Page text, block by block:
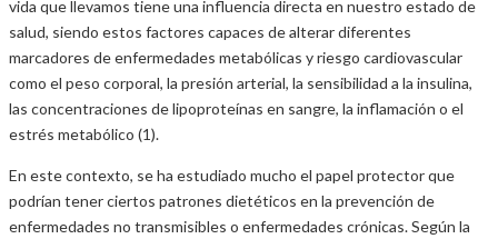
vida que llevamos tiene una influencia directa en nuestro estado de
salud, siendo estos factores capaces de alterar diferentes
marcadores de enfermedades metabólicas y riesgo cardiovascular
como el peso corporal, la presión arterial, la sensibilidad a la insulina,
las concentraciones de lipoproteínas en sangre, la inflamación o el
estrés metabólico (1).
En este contexto, se ha estudiado mucho el papel protector que
podrían tener ciertos patrones dietéticos en la prevención de
enfermedades no transmisibles o enfermedades crónicas. Según la